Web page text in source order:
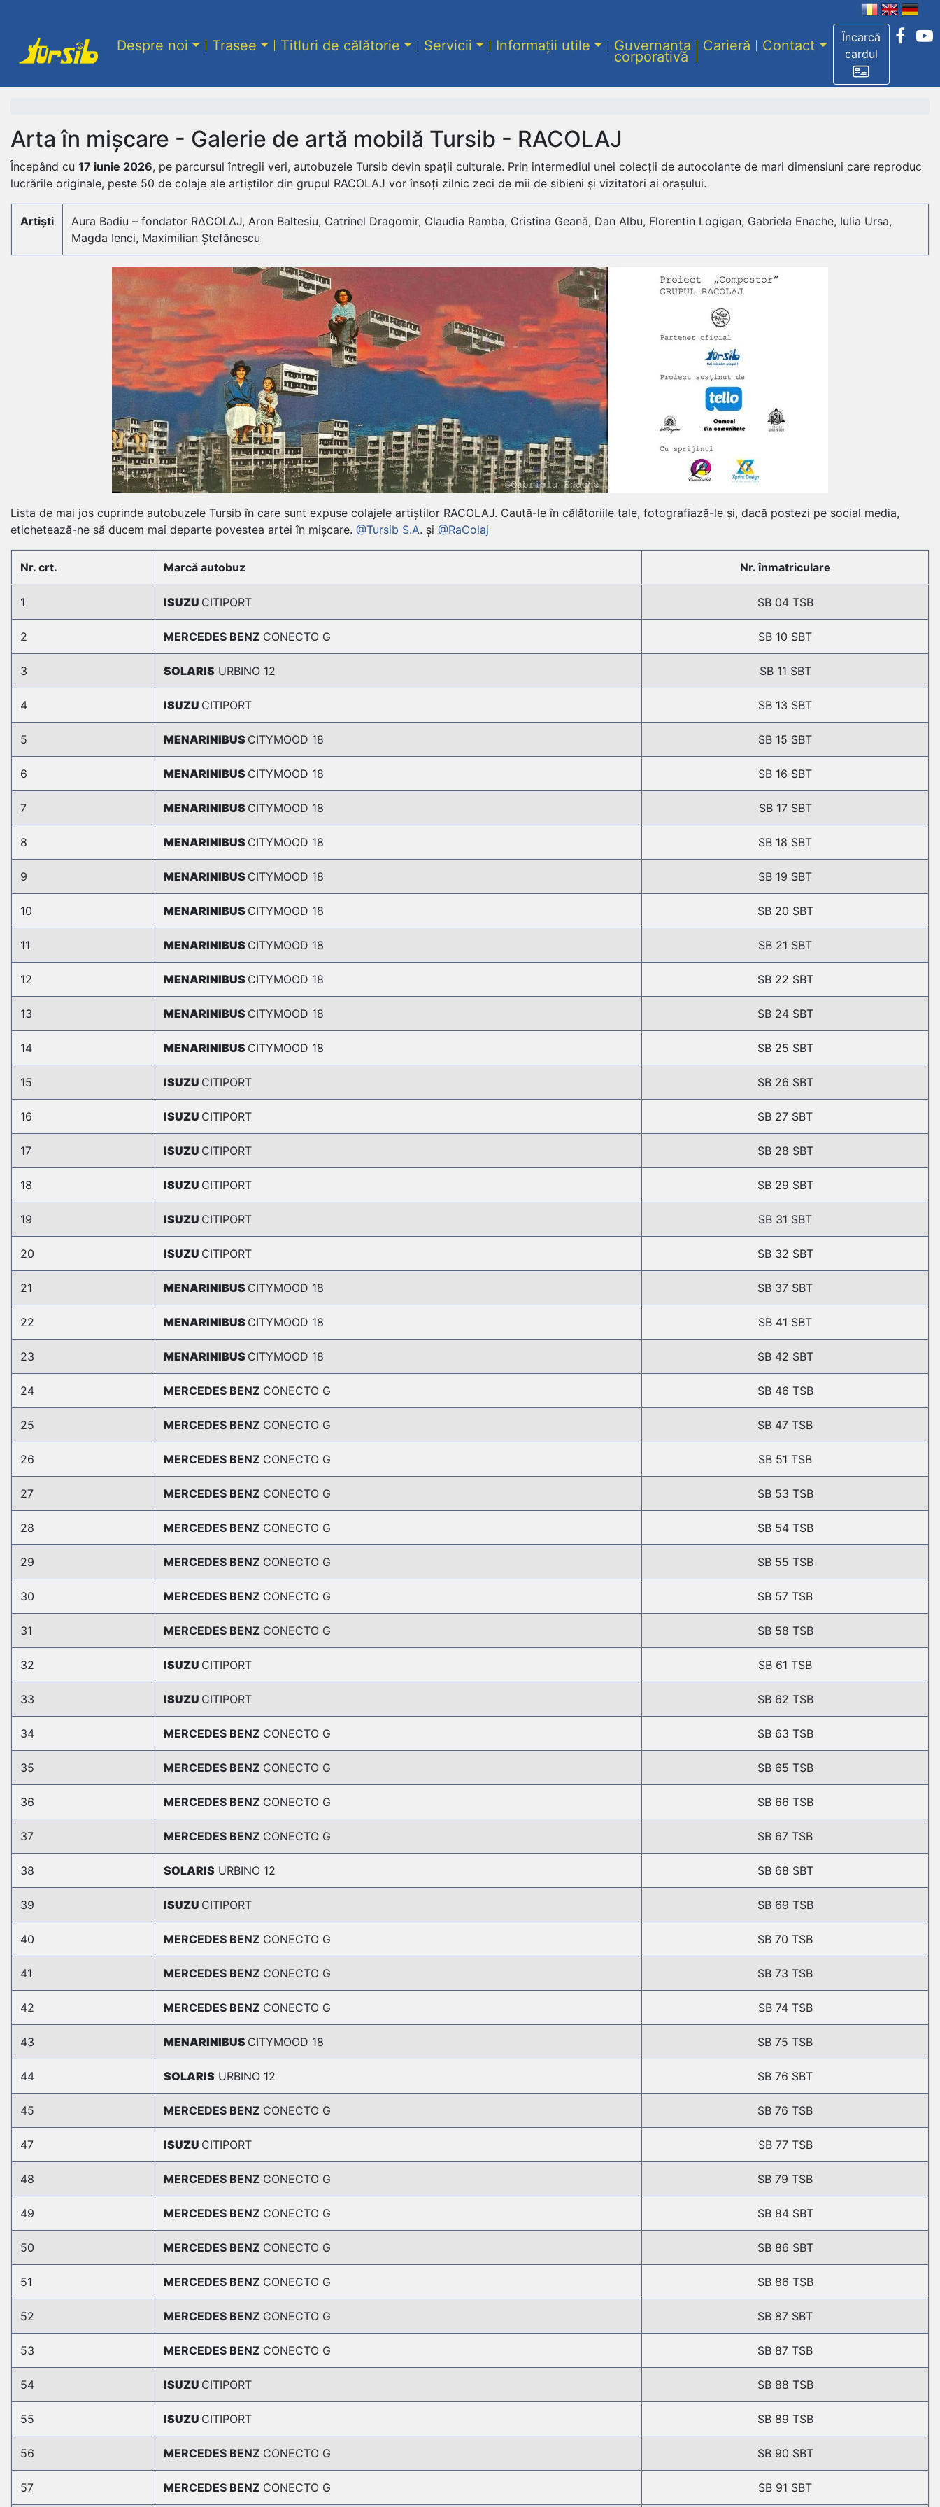
Încarcă
cardul
Despre noi Trasee Titluri de călătorie Servicii Informații utile Guvernanța
corporativă
Carieră Contact
Arta în mișcare - Galerie de artă mobilă Tursib - RACOLAJ
Începând cu 17 iunie 2026, pe parcursul întregii veri, autobuzele Tursib devin spații culturale. Prin intermediul unei colecții de autocolante de mari dimensiuni care reproduc
lucrările originale, peste 50 de colaje ale artiștilor din grupul RACOLAJ vor însoți zilnic zeci de mii de sibieni și vizitatori ai orașului.
Artiști
Aura Badiu – fondator R∆COL∆J, Aron Baltesiu, Catrinel Dragomir, Claudia Ramba, Cristina Geană, Dan Albu, Florentin Logigan, Gabriela Enache, Iulia Ursa,
Magda Ienci, Maximilian Ștefănescu
Lista de mai jos cuprinde autobuzele Tursib în care sunt expuse colajele artiștilor RACOLAJ. Caută-le în călătoriile tale, fotografiază-le și, dacă postezi pe social media,
etichetează-ne să ducem mai departe povestea artei în mișcare. @Tursib S.A. și @RaColaj
Nr. crt. Marcă autobuz Nr. înmatriculare
1 ISUZU CITIPORT SB 04 TSB
2 MERCEDES BENZ CONECTO G SB 10 SBT
3 SOLARIS URBINO 12 SB 11 SBT
4 ISUZU CITIPORT SB 13 SBT
5 MENARINIBUS CITYMOOD 18 SB 15 SBT
6 MENARINIBUS CITYMOOD 18 SB 16 SBT
7 MENARINIBUS CITYMOOD 18 SB 17 SBT
8 MENARINIBUS CITYMOOD 18 SB 18 SBT
9 MENARINIBUS CITYMOOD 18 SB 19 SBT
10 MENARINIBUS CITYMOOD 18 SB 20 SBT
11 MENARINIBUS CITYMOOD 18 SB 21 SBT
12 MENARINIBUS CITYMOOD 18 SB 22 SBT
13 MENARINIBUS CITYMOOD 18 SB 24 SBT
14 MENARINIBUS CITYMOOD 18 SB 25 SBT
15 ISUZU CITIPORT SB 26 SBT
16 ISUZU CITIPORT SB 27 SBT
17 ISUZU CITIPORT SB 28 SBT
18 ISUZU CITIPORT SB 29 SBT
19 ISUZU CITIPORT SB 31 SBT
20 ISUZU CITIPORT SB 32 SBT
21 MENARINIBUS CITYMOOD 18 SB 37 SBT
22 MENARINIBUS CITYMOOD 18 SB 41 SBT
23 MENARINIBUS CITYMOOD 18 SB 42 SBT
24 MERCEDES BENZ CONECTO G SB 46 TSB
25 MERCEDES BENZ CONECTO G SB 47 TSB
26 MERCEDES BENZ CONECTO G SB 51 TSB
27 MERCEDES BENZ CONECTO G SB 53 TSB
28 MERCEDES BENZ CONECTO G SB 54 TSB
29 MERCEDES BENZ CONECTO G SB 55 TSB
30 MERCEDES BENZ CONECTO G SB 57 TSB
31 MERCEDES BENZ CONECTO G SB 58 TSB
32 ISUZU CITIPORT SB 61 TSB
33 ISUZU CITIPORT SB 62 TSB
34 MERCEDES BENZ CONECTO G SB 63 TSB
35 MERCEDES BENZ CONECTO G SB 65 TSB
36 MERCEDES BENZ CONECTO G SB 66 TSB
37 MERCEDES BENZ CONECTO G SB 67 TSB
38 SOLARIS URBINO 12 SB 68 SBT
39 ISUZU CITIPORT SB 69 TSB
40 MERCEDES BENZ CONECTO G SB 70 TSB
41 MERCEDES BENZ CONECTO G SB 73 TSB
42 MERCEDES BENZ CONECTO G SB 74 TSB
43 MENARINIBUS CITYMOOD 18 SB 75 TSB
44 SOLARIS URBINO 12 SB 76 SBT
45 MERCEDES BENZ CONECTO G SB 76 TSB
47 ISUZU CITIPORT SB 77 TSB
48 MERCEDES BENZ CONECTO G SB 79 TSB
49 MERCEDES BENZ CONECTO G SB 84 SBT
50 MERCEDES BENZ CONECTO G SB 86 SBT
51 MERCEDES BENZ CONECTO G SB 86 TSB
52 MERCEDES BENZ CONECTO G SB 87 SBT
53 MERCEDES BENZ CONECTO G SB 87 TSB
54 ISUZU CITIPORT SB 88 TSB
55 ISUZU CITIPORT SB 89 TSB
56 MERCEDES BENZ CONECTO G SB 90 SBT
57 MERCEDES BENZ CONECTO G SB 91 SBT